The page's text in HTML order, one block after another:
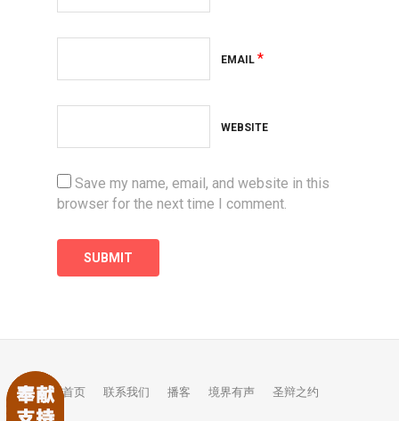
EMAIL *
WEBSITE
Save my name, email, and website in this
browser for the next time I comment.
首页 联系我们 播客 境界有声 圣辩之约